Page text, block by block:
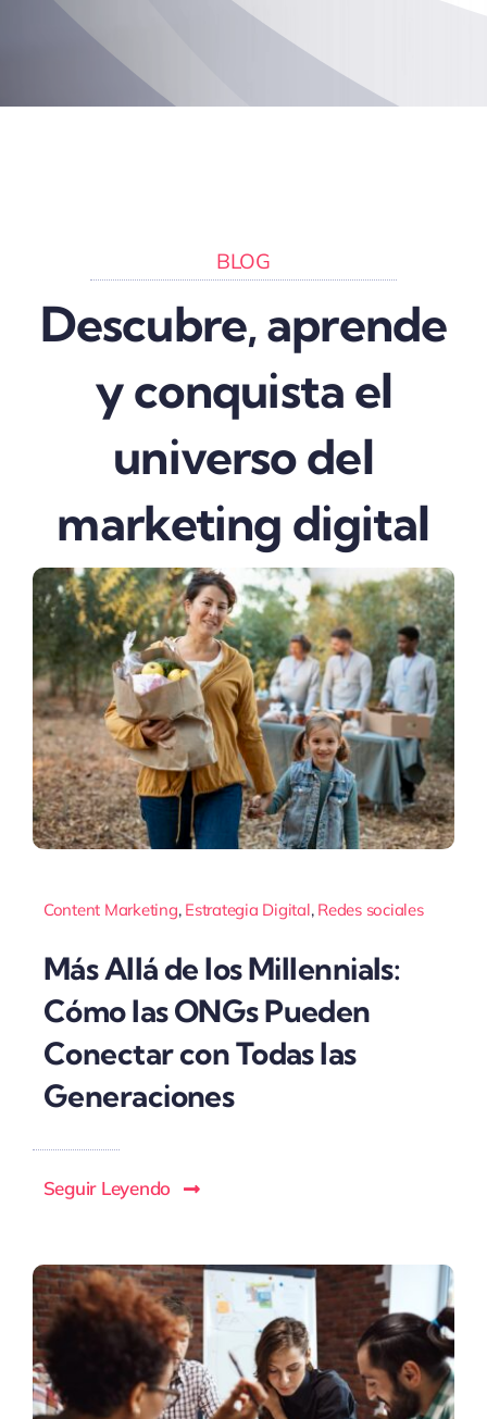
BLOG
Descubre, aprende
y conquista el
universo del
marketing digital
Content Marketing, Estrategia Digital, Redes sociales
Más Allá de los Millennials:
Cómo las ONGs Pueden
Conectar con Todas las
Generaciones
Seguir Leyendo